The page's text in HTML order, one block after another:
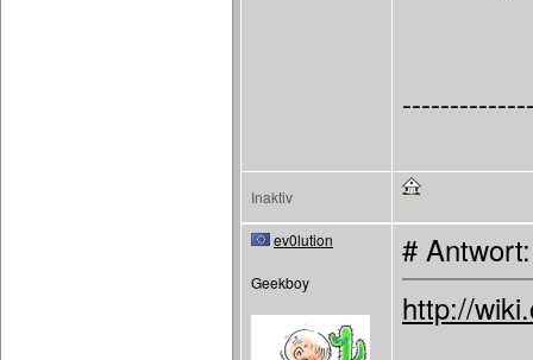
Inaktiv
ev0lution
Geekboy
#
http://